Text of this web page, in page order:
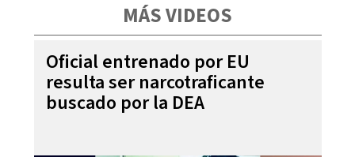
MÁS VIDEOS
Oficial entrenado por EU
resulta ser narcotraficante
buscado por la DEA